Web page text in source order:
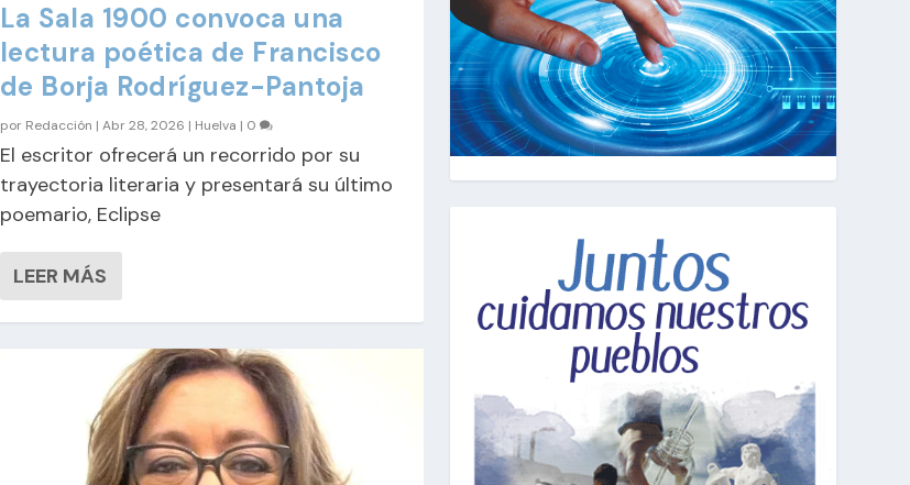
La Sala 1900 convoca una
lectura poética de Francisco
de Borja Rodríguez-Pantoja
por Redacción | Abr 28, 2026 | Huelva | 0
El escritor ofrecerá un recorrido por su
trayectoria literaria y presentará su último
poemario, Eclipse
LEER MÁS